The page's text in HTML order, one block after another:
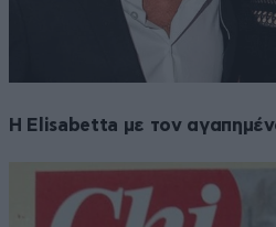
Η Elisabetta με τον